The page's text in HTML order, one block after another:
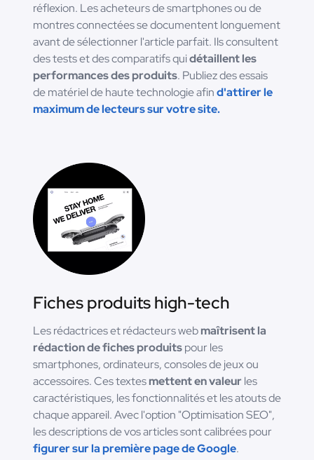
réflexion. Les acheteurs de smartphones ou de
montres connectées se documentent longuement
avant de sélectionner l'article parfait. Ils consultent
des tests et des comparatifs quidétaillent les
performances des produits. Publiez des essais
de matériel de haute technologie afind'attirer le
maximum de lecteurs sur votre site.
Fiches produits high-tech
Les rédactrices et rédacteurs webmaîtrisent la
rédaction de fiches produitspour les
smartphones, ordinateurs, consoles de jeux ou
accessoires. Ces textesmettent en valeurles
caractéristiques, les fonctionnalités et les atouts de
chaque appareil. Avec l'option "Optimisation SEO",
les descriptions de vos articles sont calibrées pour
figurer sur la première page de Google.